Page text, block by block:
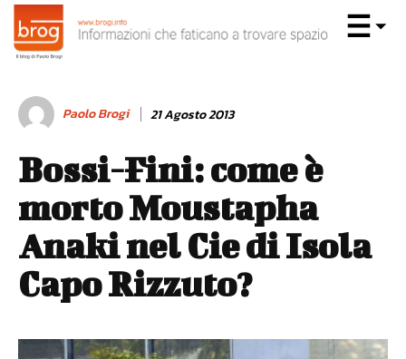
Paolo Brogi 21 Agosto 2013
Bossi-Fini: come è
morto Moustapha
Anaki nel Cie di Isola
Capo Rizzuto?